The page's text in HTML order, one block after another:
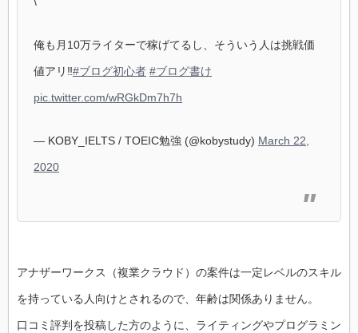
俺も月10万ライターで稼げてるし、そういう人は挑戦価
値アリ‼️#ブログ初心者 #ブログ書け
pic.twitter.com/wRGkDm7h7h
— KOBY_IELTS / TOEIC勉強 (@kobystudy) March 22,
2020
アナザーワークス（複業クラウド）の案件は一定レベルのスキル
を持っている人向けとされるので、年齢は関係ありません。
口コミ評判を投稿した方のように、ライティングやプログラミン